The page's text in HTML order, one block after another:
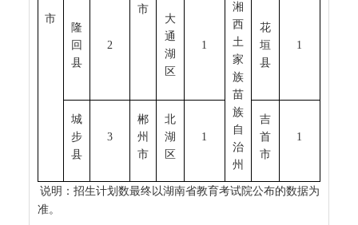
市
市
隆
回
县
2
大
通
湖
区
1
湘
西
土
家
族
苗
族
自
治
州
花
垣
县
1
城
步
县
3
郴
州
市
北
湖
区
1
吉
首
市
1
说明：招生计划数最终以湖南省教育考试院公布的数据为
准。